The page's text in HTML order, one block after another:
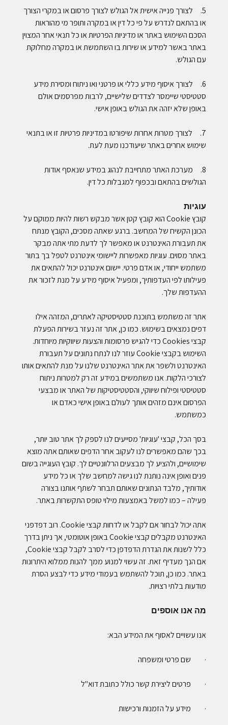
5. לצורך פנייה אישית אל הגולש לצורך פרסום או במקרי הצורך
או בהתאם לנדרש על פי כל דין או במקרה ותופר מי מהוראות
הסכם השימוש באתר או מדיניות הפרטיות או כל תנאי אחר המצוין
באתר באשר למידע או שירות בו השתמשת או במקרה מחלוקת
עם הגולש.
6. לצורך איסוף מידע כללי או פרטני ואו ניתוח ומסירת מידע
סטטיסטי שיימסר לצדדים שלישיים, לרבות מפרסמים אולם
באופן שלא יזהה את הגולש באופן אישי.
7. לצורך מטרות אחרות שיפורטו במדיניות פרטיות זו או בתנאי
שימוש אחרים באתר שיעודכנו מעת לעת.
8. מערכת האתר מתחייבת לנהוג במידע שנאסף אודות
הגולשים בהתאם ובכפוף למגבלות כל דין.
עוגיות
קובץ Cookie הוא קובץ קטן אשר מבקש רשות להיות ממוקם על
הכונן הקשיח של המחשב. ברגע שאתה מסכים, הקובץ מנתח
את תעבורת האינטרנט או מאפשר לך לדעת מתי אתה מבקר
באתר מסוים. עוגיות מאפשרות ליישומי אינטרנט לטפל בך בתור
משתמש ייחודי, או אדם פרטי. יישום אינטרנט יכול להתאים את
פעילותו לפי העדפותיך, ומפעיל איסוף מידע על מנת לזכור את
ההעדפות שלך.
אתר זה משתמש בתוכנת סטטיסטיקה לאתרים, המזהה אילו
דפים נמצאים בשימוש. כמו כן, אתר זה נעזר בשירות הפעלת
קבצי Cookies כדי להגיש פרסומות והצעות שיווקיות מיוחדות.
השימוש בקבצי Cookie עוזר לנו לנתח נתונים על תעבורת
האינטרנט ולשפר את אתר האינטרנט שלנו על מנת להתאים אותו
לצורכי הלקוח. אנו משתמשים במידע זה רק למטרות ניתוח
סטטיסטי ופילוח שיווקי, והסטטיסטיקות של האתר או מבצעי
הפרסום אינם מזהים אותך לעולם באופן אישי כאדם או
כמשתמש.
בסך הכל, קבצי 'עוגיות' מסייעים לנו לספק לך אתר טוב יותר,
בכך שהם מאפשרים לנו לעקוב אחר הדפים שאותם אתה מוצא
שימושיים, ולהציע לך מבצעים הרלוונטיים לך. קובץ העוגייה בשום
פנים ואופן אינה נותנת לנו גישה למחשב שלך או כל מידע
אודותיך, מלבד הנתונים שאותם תבחר לשתף אותנו בצורה
פעילה – כמו למשל באמצעות מילוי טופס התקשרות באתר.
אתה יכול לבחור אם לקבל או לדחות קבצי Cookie. רוב דפדפני
האינטרנט מקבלים קבצי Cookie באופן אוטומטי, אך ניתן בדרך
כלל לשנות את הגדרת הדפדפן כדי לסרב לקבל קבצי Cookie,
אם הנך מעדיף זאת. זה עשוי למנוע ממך להנות ממלוא היתרונות
באתר. כמו כן, תוכל להשתמש בעמודי מידע כדי לבצע הסרת
מודעות בלתי רצויות.
מה אנו אוספים
אנו עשויים לאסוף את המידע הבא:
· שם פרטי ומשפחה
· פרטים ליצירת קשר כולל כתובת דוא"ל
· מידע על הזמנות ורכישות